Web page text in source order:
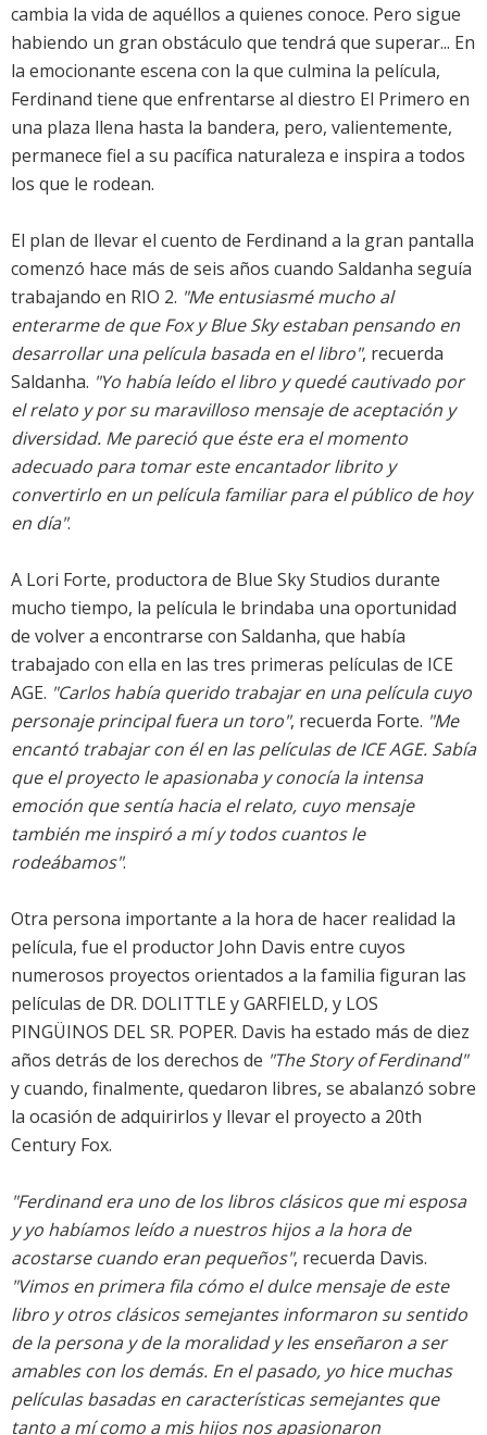
cambia la vida de aquéllos a quienes conoce. Pero sigue
habiendo un gran obstáculo que tendrá que superar... En
la emocionante escena con la que culmina la película,
Ferdinand tiene que enfrentarse al diestro El Primero en
una plaza llena hasta la bandera, pero, valientemente,
permanece fiel a su pacífica naturaleza e inspira a todos
los que le rodean.
El plan de llevar el cuento de Ferdinand a la gran pantalla
comenzó hace más de seis años cuando Saldanha seguía
trabajando en RIO 2. "Me entusiasmé mucho al
enterarme de que Fox y Blue Sky estaban pensando en
desarrollar una película basada en el libro", recuerda
Saldanha. "Yo había leído el libro y quedé cautivado por
el relato y por su maravilloso mensaje de aceptación y
diversidad. Me pareció que éste era el momento
adecuado para tomar este encantador librito y
convertirlo en un película familiar para el público de hoy
en día".
A Lori Forte, productora de Blue Sky Studios durante
mucho tiempo, la película le brindaba una oportunidad
de volver a encontrarse con Saldanha, que había
trabajado con ella en las tres primeras películas de ICE
AGE. "Carlos había querido trabajar en una película cuyo
personaje principal fuera un toro", recuerda Forte. "Me
encantó trabajar con él en las películas de ICE AGE. Sabía
que el proyecto le apasionaba y conocía la intensa
emoción que sentía hacia el relato, cuyo mensaje
también me inspiró a mí y todos cuantos le
rodeábamos".
Otra persona importante a la hora de hacer realidad la
película, fue el productor John Davis entre cuyos
numerosos proyectos orientados a la familia figuran las
películas de DR. DOLITTLE y GARFIELD, y LOS
PINGÜINOS DEL SR. POPER. Davis ha estado más de diez
años detrás de los derechos de "The Story of Ferdinand"
y cuando, finalmente, quedaron libres, se abalanzó sobre
la ocasión de adquirirlos y llevar el proyecto a 20th
Century Fox.
"Ferdinand era uno de los libros clásicos que mi esposa
y yo habíamos leído a nuestros hijos a la hora de
acostarse cuando eran pequeños", recuerda Davis.
"Vimos en primera fila cómo el dulce mensaje de este
libro y otros clásicos semejantes informaron su sentido
de la persona y de la moralidad y les enseñaron a ser
amables con los demás. En el pasado, yo hice muchas
películas basadas en características semejantes que
tanto a mí como a mis hijos nos apasionaron